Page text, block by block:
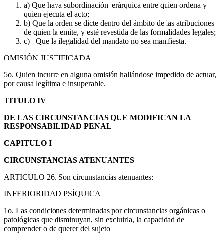
a) Que haya subordinación jerárquica entre quien ordena y
quien ejecuta el acto;
b) Que la orden se dicte dentro del ámbito de las atribuciones
de quien la emite, y esté revestida de las formalidades legales;
c) Que la ilegalidad del mandato no sea manifiesta.
OMISIÓN JUSTIFICADA
5o. Quien incurre en alguna omisión hallándose impedido de actuar,
por causa legítima e insuperable.
TITULO IV
DE LAS CIRCUNSTANCIAS QUE MODIFICAN LA
RESPONSABILIDAD PENAL
CAPITULO I
CIRCUNSTANCIAS ATENUANTES
ARTICULO 26. Son circunstancias atenuantes:
INFERIORIDAD PSÍQUICA
1o. Las condiciones determinadas por circunstancias orgánicas o
patológicas que disminuyan, sin excluirla, la capacidad de
comprender o de querer del sujeto.